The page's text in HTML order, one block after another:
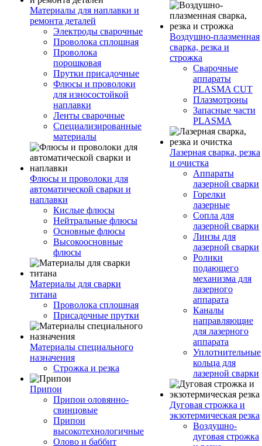
Материалы для наплавки и
ремонта деталей
Электроды сварочные
Проволока сплошная
Проволока
порошковая
Прутки присадочные
Флюсы и проволоки
для износостойкой
наплавки
Ленты сварочные
Специализированные
материалы
Флюсы и проволоки для
автоматической сварки и
наплавки
Кислые флюсы
Нейтральные флюсы
Основные флюсы
Высокоосновные
флюсы
Материалы для сварки
титана
Проволока сплошная
Присадочные прутки
Материалы специального
назначения
Строжка и резка
Припои
Припои оловянно-
свинцовые
Припои
высокотехнологичные
Олово и баббит
Воздушно-плазменная
сварка, резка и
строжка
Сварочные
аппараты
PLASMA CUT
Плазмотроны
Запасные части
PLASMA
Лазерная сварка, резка
и очистка
Аппараты
лазерной сварки
Горелки
лазерные
Сопла для
лазерной сварки
Линзы для
лазерной сварки
Ролики
подающего
механизма для
лазерного
аппарата
Каналы
направляющие
для лазерного
аппарата
Уплотнительные
кольца для
лазерной сварки
Дуговая строжка и
экзотермическая резка
Воздушно-
дуговая строжка